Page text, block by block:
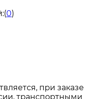
(0)
при заказе
транспортными